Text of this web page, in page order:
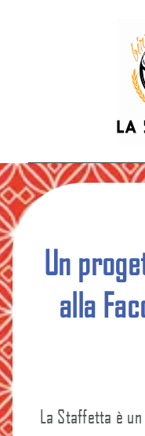
Un
alla
La Staffetta è